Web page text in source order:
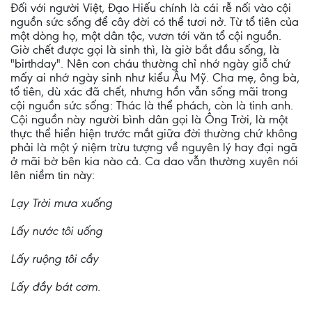
Đối với người Việt, Đạo Hiếu chính là cái rễ nối vào cội
nguồn sức sống để cây đời có thể tươi nở. Từ tổ tiên của
một dòng họ, một dân tộc, vươn tới văn tổ cội nguồn.
Giờ chết được gọi là sinh thì, là giờ bắt đầu sống, là
"birthday". Nên con cháu thường chỉ nhớ ngày giỗ chứ
mấy ai nhớ ngày sinh như kiểu Âu Mỹ. Cha mẹ, ông bà,
tổ tiên, dù xác đã chết, nhưng hồn vẫn sống mãi trong
cội nguồn sức sống: Thác là thể phách, còn là tinh anh.
Cội nguồn này người bình dân gọi là Ông Trời, là một
thực thể hiển hiện trước mắt giữa đời thường chứ không
phải là một ý niệm trừu tượng về nguyên lý hay đại ngã
ở mãi bờ bên kia nào cả. Ca dao vẫn thường xuyên nói
lên niềm tin này:
Lạy Trời mưa xuống
Lấy nước tôi uống
Lấy ruộng tôi cầy
Lấy đầy bát cơm.